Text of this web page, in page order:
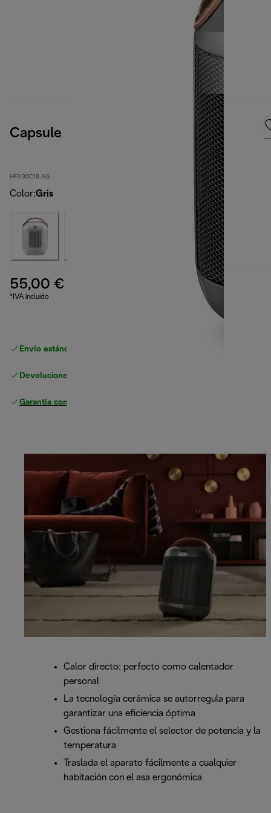
Capsule
HFX30C18.AG
Color:Gris
55,00 €
*IVA incluido
Envío estándar gratuito
Devoluciones gratuitas
Garantía completa
Calor directo: perfecto como calentador
personal
La tecnología cerámica se autorregula para
garantizar una eficiencia óptima
Gestiona fácilmente el selector de potencia y la
temperatura
Traslada el aparato fácilmente a cualquier
habitación con el asa ergonómica